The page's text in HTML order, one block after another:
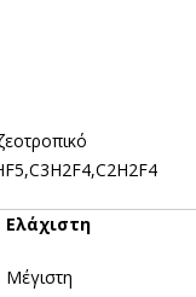
Ελάχιστη
Μέγιστη